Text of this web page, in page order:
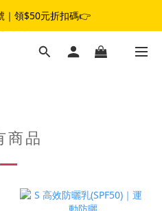
折 $100｜滿$3,800 現折 $300
商品